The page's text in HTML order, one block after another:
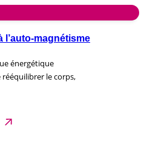
l’auto-magnétisme
énergétique
le corps,